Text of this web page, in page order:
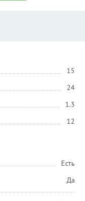
15
24
1.3
12
Есть
Да